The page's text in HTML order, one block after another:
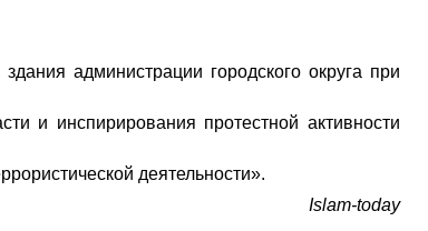
администрации городского округа при
и инспирирования протестной активности
деятельности».
Islam-today